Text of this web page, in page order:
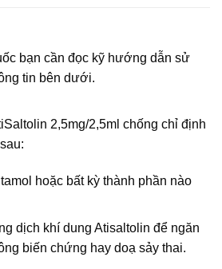
bạn cần đọc kỹ hướng dẫn sử
tin bên dưới.
2,5mg/2,5ml chống chỉ định
hoặc bất kỳ thành phần nào
dịch khí dung Atisaltolin để ngăn
biến chứng hay doạ sảy thai.